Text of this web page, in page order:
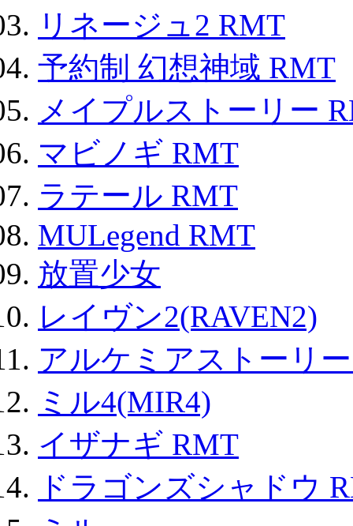
リネージュ2 RMT
予約制 幻想神域 RMT
メイプルストーリー
マビノギ RMT
ラテール RMT
MULegend RMT
放置少女
レイヴン2(RAVEN2)
アルケミアストーリ
ミル4(MIR4)
イザナギ RMT
ドラゴンズシャドウ